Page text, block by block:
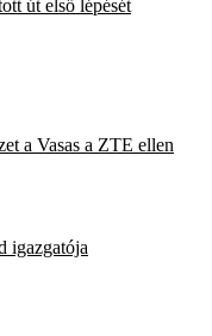
út első lépését
a Vasas a ZTE ellen
igazgatója